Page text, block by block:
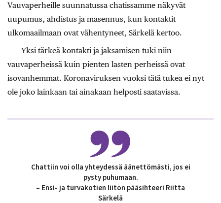
Vauvaperheille suunnatussa chatissamme näkyvät
uupumus, ahdistus ja masennus, kun kontaktit
ulkomaailmaan ovat vähentyneet, Särkelä kertoo.
Yksi tärkeä kontakti ja jaksamisen tuki niin
vauvaperheissä kuin pienten lasten perheissä ovat
isovanhemmat. Koronaviruksen vuoksi tätä tukea ei nyt
ole joko lainkaan tai ainakaan helposti saatavissa.
Chattiin voi olla yhteydessä äänettömästi, jos ei
pysty puhumaan.
– Ensi- ja turvakotien liiton pääsihteeri Riitta
Särkelä